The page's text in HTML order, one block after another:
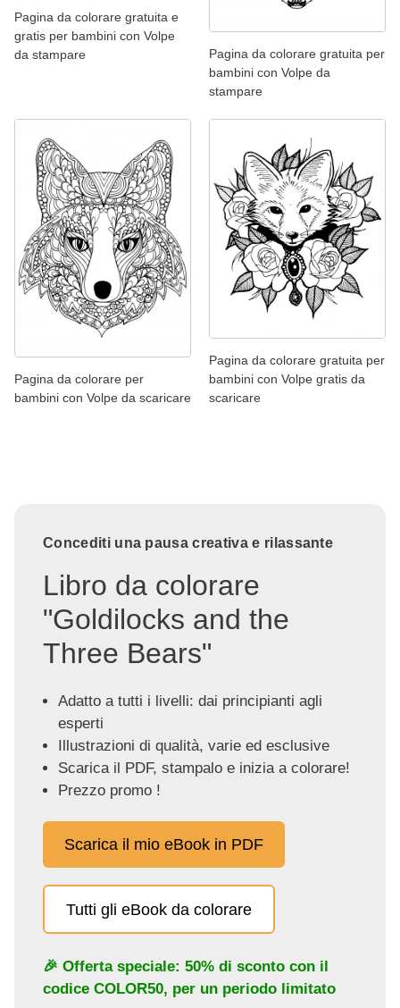
Pagina da colorare gratuita e
gratis per bambini con Volpe
da stampare
Pagina da colorare gratuita per
bambini con Volpe da
stampare
Pagina da colorare per
bambini con Volpe da scaricare
Pagina da colorare gratuita per
bambini con Volpe gratis da
scaricare
Concediti una pausa creativa e rilassante
Libro da colorare
"Goldilocks and the
Three Bears"
Adatto a tutti i livelli: dai principianti agli
esperti
Illustrazioni di qualità, varie ed esclusive
Scarica il PDF, stampalo e inizia a colorare!
Prezzo promo !
Scarica il mio eBook in PDF
Tutti gli eBook da colorare
🎉 Offerta speciale: 50% di sconto con il
codice COLOR50, per un periodo limitato